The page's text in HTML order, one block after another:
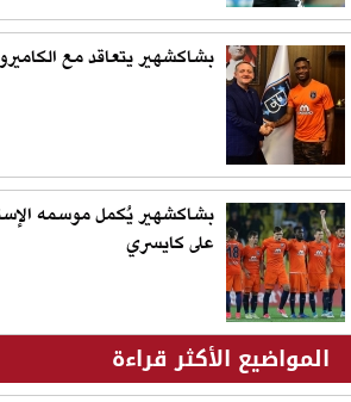
بشاكشهير يتعاقد مع
بشاكشهير يُكمل موسمه
على كايسري
المواضيع الأكثر قراءة